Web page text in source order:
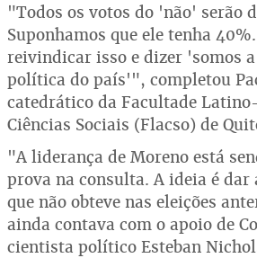
"Todos os votos do 'não' serão
Suponhamos que ele tenha
reivindicar isso e dizer 'somos
política do país'", completou
catedrático da Facultade
Ciências Sociais (Flacso) de
"A liderança de Moreno está
prova na consulta. A ideia é dar
que não obteve nas eleições
ainda contava com o apoio de
cientista político Esteban